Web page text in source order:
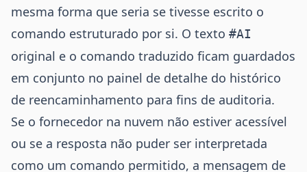
mesma forma que seria se tivesse escrito o
comando estruturado por si. O texto #AI
original e o comando traduzido ficam guardados
em conjunto no painel de detalhe do histórico
de reencaminhamento para fins de auditoria.
Se o fornecedor na nuvem não estiver acessível
ou se a resposta não puder ser interpretada
como um comando permitido, a mensagem de